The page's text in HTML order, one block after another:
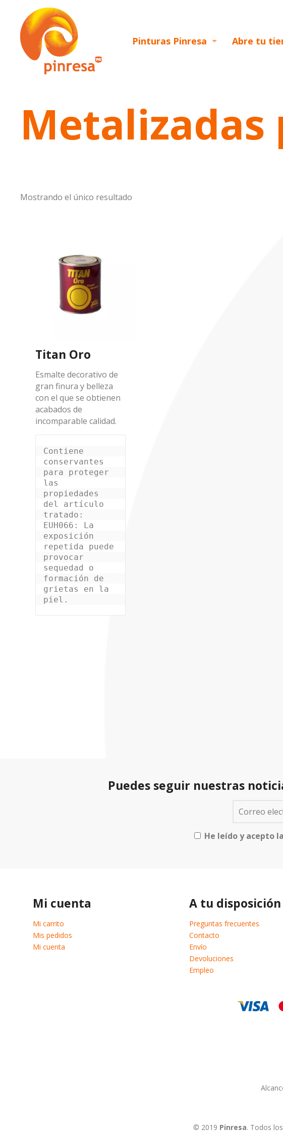
Pinturas Pinresa Abre tu
Mostrando el único resultado
Titan Oro
Esmalte decorativo de
gran finura y belleza
con el que se obtienen
acabados de
incomparable calidad.
Contiene
conservantes
para proteger
las
propiedades
del artículo
tratado:
EUH066: La
exposición
repetida puede
provocar
sequedad o
formación de
grietas en la
piel.
Puedes seguir nuestras
He leído y acepto la
Mi cuenta
Mi carrito
Mis pedidos
Mi cuenta
A tu disposición
Preguntas frecuentes
Contacto
Envío
Devoluciones
Empleo
© 2019 Pinresa. Todos